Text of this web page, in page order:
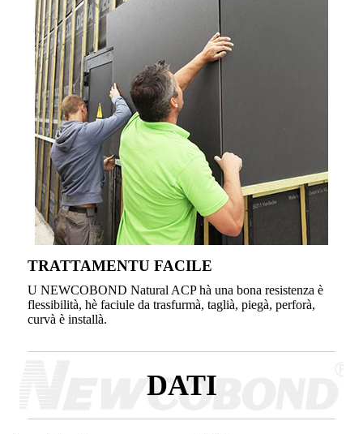
TRATTAMENTU FACILE
U NEWCOBOND Natural ACP hà una bona resistenza è
flessibilità, hè faciule da trasfurmà, taglià, piegà, perforà,
curvà è installà.
DATI